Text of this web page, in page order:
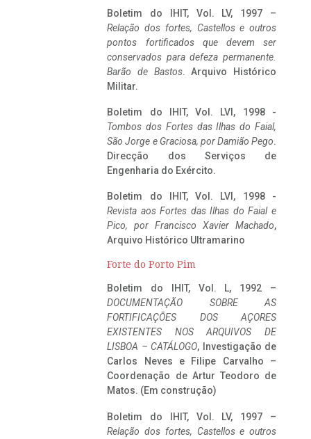
Boletim do IHIT, Vol. LV, 1997 –
Relação dos fortes, Castellos e outros
pontos fortificados que devem ser
conservados para defeza permanente.
Barão de Bastos. Arquivo Histórico
Militar.
Boletim do IHIT, Vol. LVI, 1998 -
Tombos dos Fortes das Ilhas do Faial,
São Jorge e Graciosa, por Damião Pego.
Direcção dos Serviços de
Engenharia do Exército.
Boletim do IHIT, Vol. LVI, 1998 -
Revista aos Fortes das Ilhas do Faial e
Pico, por Francisco Xavier Machado,
Arquivo Histórico Ultramarino
Forte do Porto Pim
Boletim do IHIT, Vol. L, 1992 –
DOCUMENTAÇÃO SOBRE AS
FORTIFICAÇÕES DOS AÇORES
EXISTENTES NOS ARQUIVOS DE
LISBOA – CATÁLOGO, Investigação de
Carlos Neves e Filipe Carvalho –
Coordenação de Artur Teodoro de
Matos. (Em construção)
Boletim do IHIT, Vol. LV, 1997 –
Relação dos fortes, Castellos e outros